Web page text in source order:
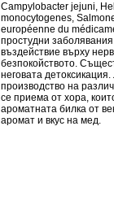
Campylobacter jejuni,
monocytogenes,
européenne du
простудни
въздействие върху
безпокойството.
неговата
производство на
се приема от хора,
ароматната билка от
аромат и вкус на мед.